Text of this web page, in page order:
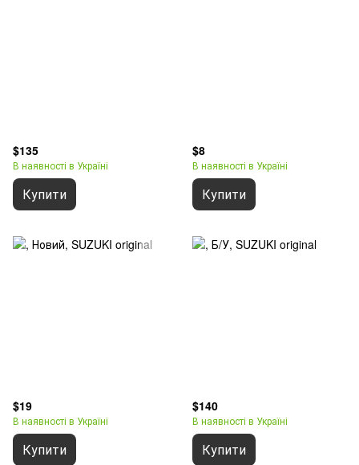
$135
В наявності в Україні
Купити
$8
В наявності в Україні
Купити
$19
В наявності в Україні
Купити
$140
В наявності в Україні
Купити